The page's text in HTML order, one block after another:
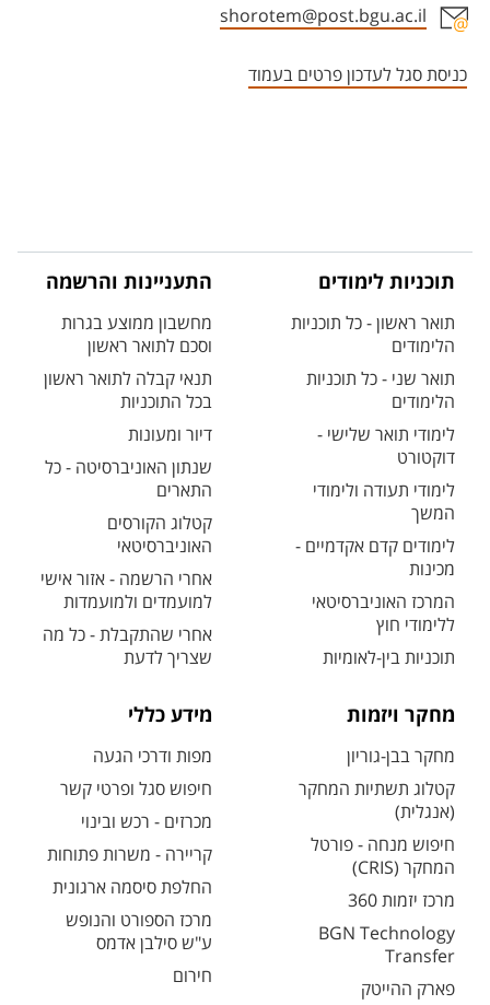
shorotem@post.bgu.ac.il
כניסת סגל לעדכון פרטים בעמוד
תוכניות לימודים
תואר ראשון - כל תוכניות
הלימודים
תואר שני - כל תוכניות
הלימודים
לימודי תואר שלישי -
דוקטורט
לימודי תעודה ולימודי
המשך
לימודים קדם אקדמיים -
מכינות
המרכז האוניברסיטאי
ללימודי חוץ
תוכניות בין-לאומיות
התעניינות והרשמה
מחשבון ממוצע בגרות
וסכם לתואר ראשון
תנאי קבלה לתואר ראשון
בכל התוכניות
דיור ומעונות
שנתון האוניברסיטה - כל
התארים
קטלוג הקורסים
האוניברסיטאי
אחרי הרשמה - אזור אישי
למועמדים ולמועמדות
אחרי שהתקבלת - כל מה
שצריך לדעת
מחקר ויזמות
מחקר בבן-גוריון
קטלוג תשתיות המחקר
(אנגלית)
חיפוש מנחה - פורטל
המחקר (CRIS)
מרכז יזמות 360
BGN Technology
Transfer
פארק ההייטק
מידע כללי
מפות ודרכי הגעה
חיפוש סגל ופרטי קשר
מכרזים - רכש ובינוי
קריירה - משרות פתוחות
החלפת סיסמה ארגונית
מרכז הספורט והנופש
ע"ש סילבן אדמס
חירום